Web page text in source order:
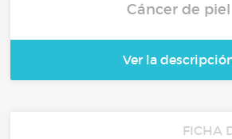
Cáncer de piel
Ver la
FICHA